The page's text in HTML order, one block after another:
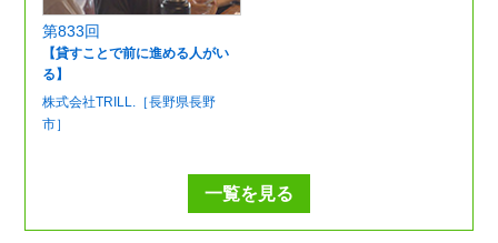
第833回
【貸すことで前に進める人がい
る】
株式会社TRILL.［長野県長野
市］
一覧を見る